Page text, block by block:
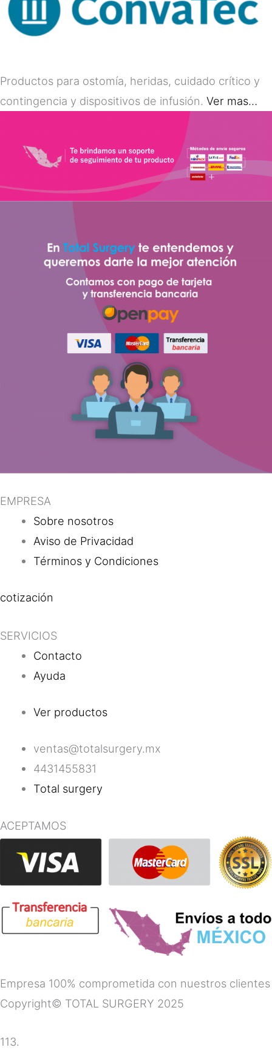
Productos para ostomía, heridas, cuidado crítico y
contingencia y dispositivos de infusión. Ver mas…
EMPRESA
Sobre nosotros
Aviso de Privacidad
Términos y Condiciones
cotización
SERVICIOS
Contacto
Ayuda
Ver productos
ventas@totalsurgery.mx
4431455831
Total surgery
ACEPTAMOS
Empresa 100% comprometida con nuestros clientes
Copyright© TOTAL SURGERY 2025
113.